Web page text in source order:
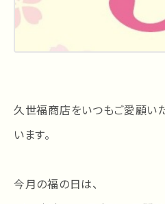
久世福商店をいつもご愛顧い
います。
今月の福の日は、